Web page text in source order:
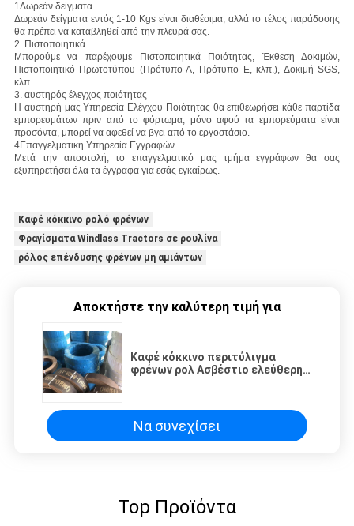
1Δωρεάν δείγματα
Δωρεάν δείγματα εντός 1-10 Kgs είναι διαθέσιμα, αλλά το τέλος παράδοσης
θα πρέπει να καταβληθεί από την πλευρά σας.
2. Πιστοποιητικά
Μπορούμε να παρέχουμε Πιστοποιητικά Ποιότητας, Έκθεση Δοκιμών,
Πιστοποιητικό Πρωτοτύπου (Πρότυπο Α, Πρότυπο Ε, κλπ.), Δοκιμή SGS,
κλπ.
3. αυστηρός έλεγχος ποιότητας
Η αυστηρή μας Υπηρεσία Ελέγχου Ποιότητας θα επιθεωρήσει κάθε παρτίδα
εμπορευμάτων πριν από το φόρτωμα, μόνο αφού τα εμπορεύματα είναι
προσόντα, μπορεί να αφεθεί να βγει από το εργοστάσιο.
4Επαγγελματική Υπηρεσία Εγγραφών
Μετά την αποστολή, το επαγγελματικό μας τμήμα εγγράφων θα σας
εξυπηρετήσει όλα τα έγγραφα για εσάς εγκαίρως.
Καφέ κόκκινο ρολό φρένων
Φραγίσματα Windlass Tractors σε ρουλίνα
ρόλος επένδυσης φρένων μη αμιάντων
Αποκτήστε την καλύτερη τιμή για
Καφέ κόκκινο περιτύλιγμα
φρένων ρολ Ασβέστιο ελεύθερη
Να συνεχίσει
Top Προϊόντα